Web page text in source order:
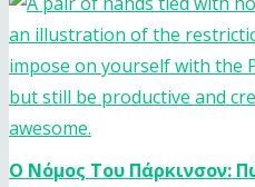
Ο Nόμος Του Πάρκινσον: